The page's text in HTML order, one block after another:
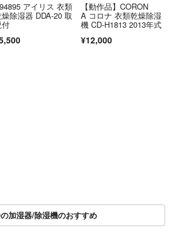
アイリス 衣類
除湿器 DDA-20 取
【動作品】CORON
A コロナ 衣類乾燥除湿
機 CD-H1813 2013年式
¥12,000
加湿器/除湿機のおすすめ